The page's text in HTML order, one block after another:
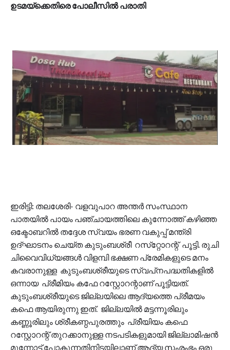
ഉടമയ്ക്കെതിരെ പോലീസിൽ പരാതി
ഇരിട്ടി: തലശേരി- വളവുപാറ അന്തർ സംസ്ഥാന
പാതയിൽ പായം പഞ്ചായത്തിലെ കുന്നോത്ത് കഴിഞ്ഞ
ഒക്ടോബറിൽ തദ്ദേശ സ്വയം ഭരണ വകുപ്പ് മന്ത്രി
ഉദ്ഘാടനം ചെയ്ത കുടുംബശ്രീ റസ്‌റ്റോറന്റ് പൂട്ടി. രുചി
ചിവൈവിധ്യങ്ങൾ വിളമ്പി ഭക്ഷണ പ്രേമികളുടെ മനം
കവരാനുള്ള കുടുംബശ്രീയുടെ സ്വപ്‌നപദ്ധതികളിൽ
ഒന്നായ പ്രീമിയം കഫേ റസ്റ്റോറന്റാണ് പൂട്ടിയത്.
കുടുംബശ്രീയുടെ ജില്ലയിലെ ആദ്യത്തെ പ്രീമയം
കഫെ ആയിരുന്നു ഇത്. ജില്ലയിൽ മട്ടന്നൂരിലും
കണ്ണൂരിലും ശ്രീകണ്ഠപുരത്തും പ്രീയിയം കഫെ
റസ്റ്റോറന്റ് തുറക്കാനുള്ള നടപടികളുമായി ജില്ലാമിഷൻ
മുന്നോട്ട് പോകുന്നതിനിടയിലാണ് ആദ്യ സംരംഭം ഒരു